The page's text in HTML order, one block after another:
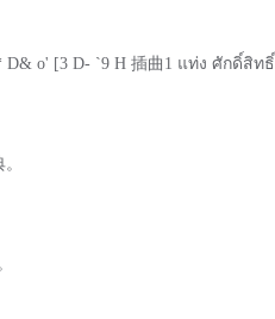
D& o' [3 D- `9 H 插曲1 แท่ง ศักดิ์สิทธิ์